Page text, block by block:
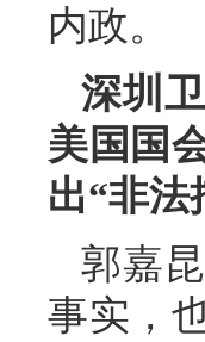
内政。
深圳
美国国
出“非法
郭嘉
事实，